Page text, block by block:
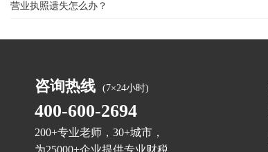
营业执照遗失怎么办？
咨询热线 (7×24小时)
400-600-2694
200+专业老师，30+城市，
为25000+企业提供专业财税